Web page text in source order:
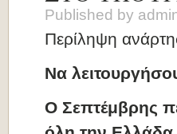
Published by
Περίληψη
Να
Ο Σεπτέμβρης